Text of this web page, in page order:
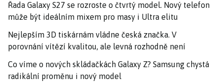
Řada Galaxy S27 se rozroste o čtvrtý model. Nový telefon
může být ideálním mixem pro masy i Ultra elitu
Nejlepším 3D tiskárnám vládne česká značka. V
porovnání vítězí kvalitou, ale levná rozhodně není
Co víme o nových skládačkách Galaxy Z? Samsung chystá
radikální proměnu i nový model